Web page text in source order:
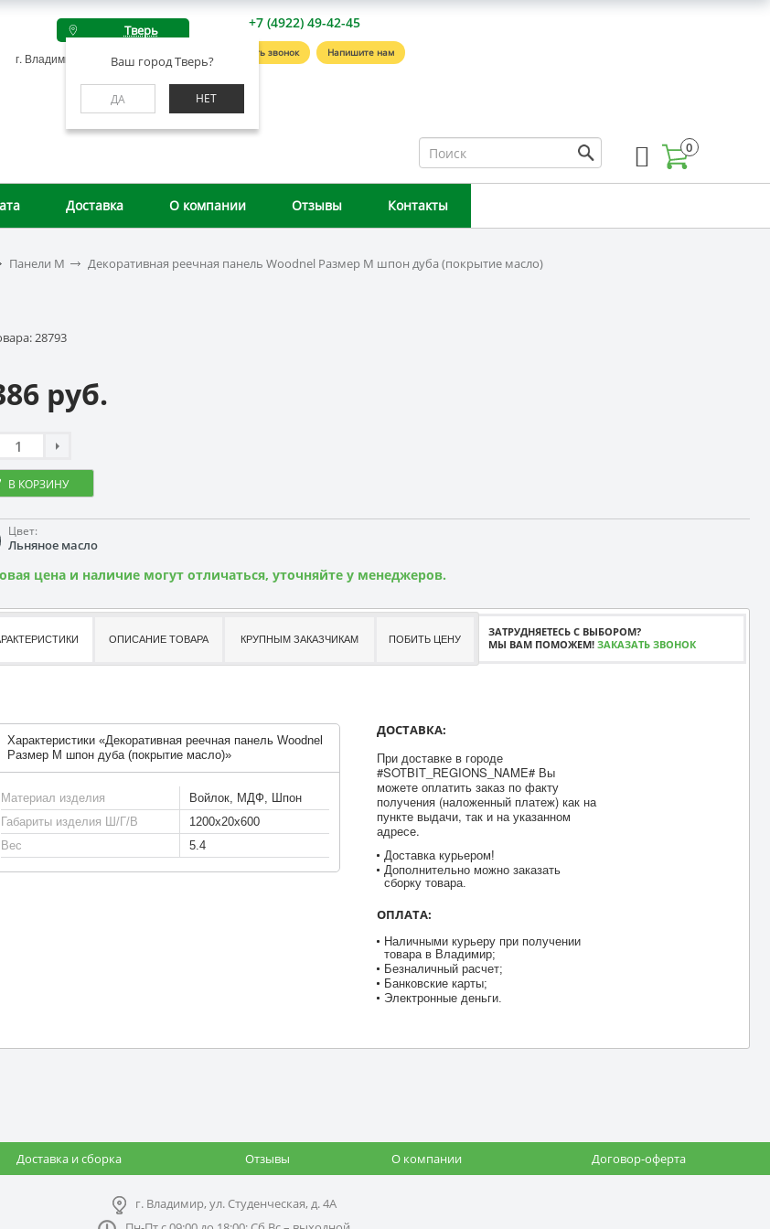
Тверь
Ваш город Тверь?
ДА НЕТ
г. Владимир, ул. Студенческая, д. 4А
+7 (4922) 49-42-45
Заказать звонок Напишите нам
0
Доставка О компании Отзывы Контакты
Панели M Декоративная реечная панель Woodnel Размер M шпон дуба (покрытие масло)
28793
руб.
В КОРЗИНУ
Цвет:
Льняное масло
цена и наличие могут отличаться, уточняйте у менеджеров.
ОПИСАНИЕ ТОВАРА КРУПНЫМ ЗАКАЗЧИКАМ ПОБИТЬ ЦЕНУ
ЗАТРУДНЯЕТЕСЬ С ВЫБОРОМ?
МЫ ВАМ ПОМОЖЕМ! ЗАКАЗАТЬ ЗВОНОК
Характеристики «Декоративная реечная панель Woodnel
Размер M шпон дуба (покрытие масло)»
Материал изделия
Войлок, МДФ, Шпон
Габариты изделия Ш/Г/В
1200x20x600
Вес
5.4
ДОСТАВКА:
При доставке в городе
#SOTBIT_REGIONS_NAME# Вы
можете оплатить заказ по факту
получения (наложенный платеж) как на
пункте выдачи, так и на указанном
адресе.
Доставка курьером!
Дополнительно можно заказать
сборку товара.
ОПЛАТА:
Наличными курьеру при получении
товара в Владимир;
Безналичный расчет;
Банковские карты;
Электронные деньги.
Доставка и сборка Отзывы О компании Договор-оферта
г. Владимир, ул. Студенческая, д. 4А